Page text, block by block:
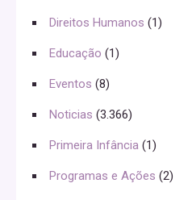
Direitos Humanos (1)
Educação (1)
Eventos (8)
Noticias (3.366)
Primeira Infância (1)
Programas e Ações (2)